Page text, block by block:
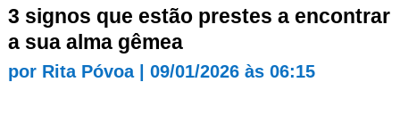
3 signos que estão prestes a encontrar
a sua alma gêmea
por Rita Póvoa| 09/01/2026 às 06:15